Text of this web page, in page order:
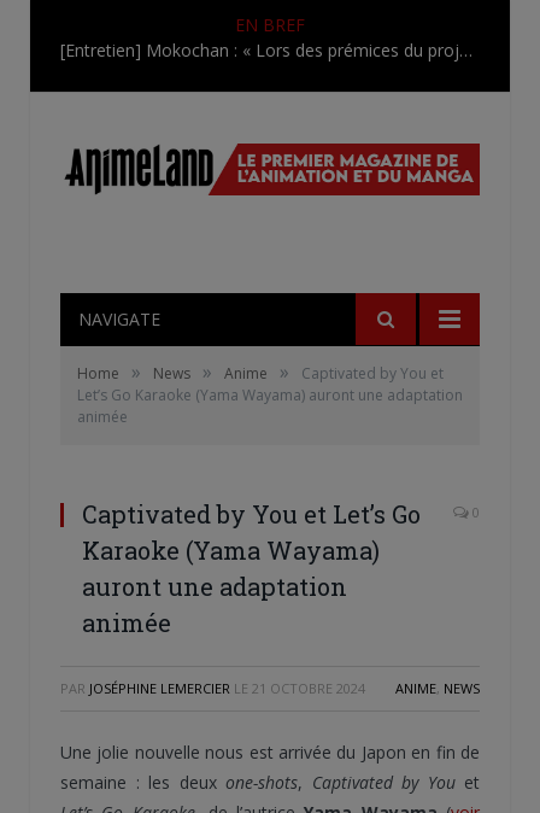
EN BREF
[Entretien] Mokochan : « Lors des prémices du projet, il était déjà demandé de suivre au mieux le manga originel.»
NAVIGATE
Home » News » Anime »
Captivated by You et
Let’s Go Karaoke (Yama Wayama) auront une adaptation
animée
Captivated by You et Let’s Go
Karaoke (Yama Wayama)
auront une adaptation
animée
0
PAR JOSÉPHINE LEMERCIER LE 21 OCTOBRE 2024 ANIME, NEWS
Une jolie nouvelle nous est arrivée du Japon en fin de
semaine : les deux one-shots, Captivated by Youet